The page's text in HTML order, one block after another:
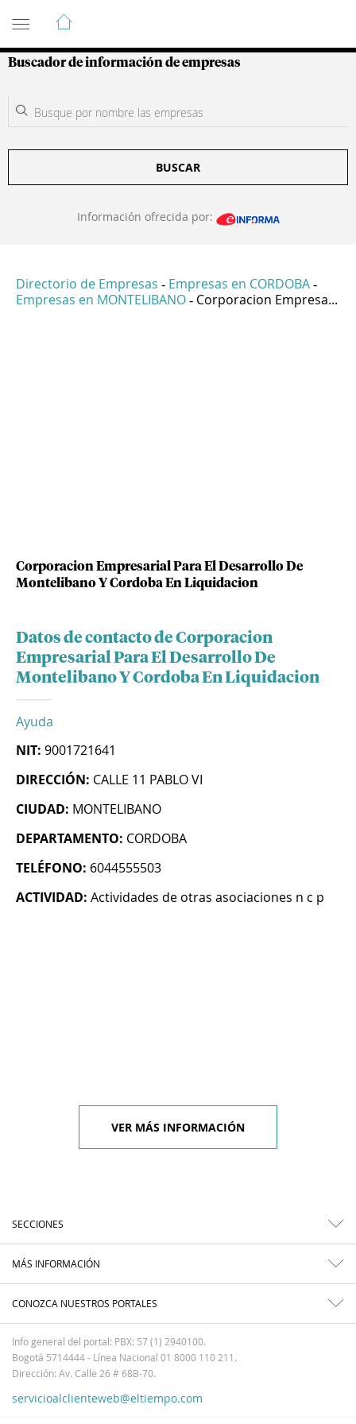
Guía de Empresas Colombianas
Buscador de información de empresas
BUSCAR
Información ofrecida por:
Directorio de Empresas - Empresas en CORDOBA -
Empresas en MONTELIBANO - Corporacion Empresa...
Corporacion Empresarial Para El Desarrollo De
Montelibano Y Cordoba En Liquidacion
Datos de contacto de Corporacion
Empresarial Para El Desarrollo De
Montelibano Y Cordoba En Liquidacion
Ayuda
NIT: 9001721641
DIRECCIÓN: CALLE 11 PABLO VI
CIUDAD: MONTELIBANO
DEPARTAMENTO: CORDOBA
TELÉFONO: 6044555503
ACTIVIDAD: Actividades de otras asociaciones n c p
VER MÁS INFORMACIÓN
SECCIONES
MÁS INFORMACIÓN
CONOZCA NUESTROS PORTALES
Info general del portal: PBX: 57 (1) 2940100.
Bogotá 5714444 - Línea Nacional 01 8000 110 211.
Dirección: Av. Calle 26 # 68B-70.
servicioalclienteweb@eltiempo.com